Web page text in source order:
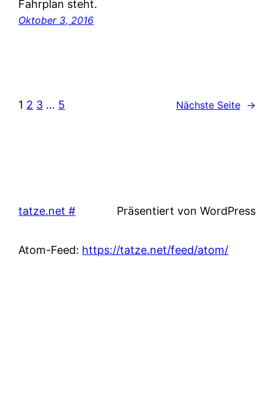
Fahrplan steht.
Oktober 3, 2016
1 2 3 … 5 Nächste Seite →
tatze.net # Präsentiert von WordPress
Atom-Feed: https://tatze.net/feed/atom/